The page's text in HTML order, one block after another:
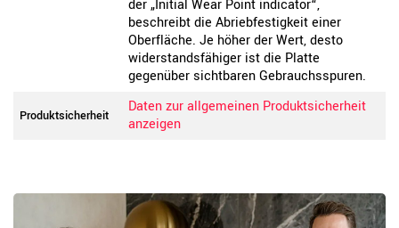
der „Initial Wear Point indicator“,
beschreibt die Abriebfestigkeit einer
Oberfläche. Je höher der Wert, desto
widerstandsfähiger ist die Platte
gegenüber sichtbaren Gebrauchsspuren.
Produktsicherheit
Daten zur allgemeinen Produktsicherheit
anzeigen